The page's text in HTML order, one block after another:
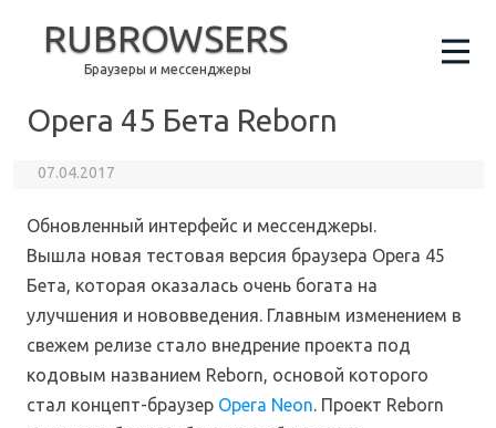
RUBROWSERS
Браузеры и мессенджеры
Opera 45 Бета Reborn
07.04.2017
Обновленный интерфейс и мессенджеры.
Вышла новая тестовая версия браузера Opera 45
Бета, которая оказалась очень богата на
улучшения и нововведения. Главным изменением в
свежем релизе стало внедрение проекта под
кодовым названием Reborn, основой которого
стал концепт-браузер Opera Neon. Проект Reborn